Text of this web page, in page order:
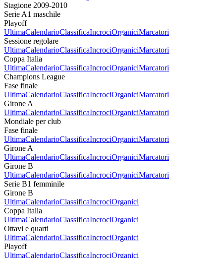
Stagione 2009-2010
Serie A1 maschile
Playoff
UltimaCalendarioClassificaIncrociOrganiciMarcatori
Sessione regolare
UltimaCalendarioClassificaIncrociOrganiciMarcatori
Coppa Italia
UltimaCalendarioClassificaIncrociOrganiciMarcatori
Champions League
Fase finale
UltimaCalendarioClassificaIncrociOrganiciMarcatori
Girone A
UltimaCalendarioClassificaIncrociOrganiciMarcatori
Mondiale per club
Fase finale
UltimaCalendarioClassificaIncrociOrganiciMarcatori
Girone A
UltimaCalendarioClassificaIncrociOrganiciMarcatori
Girone B
UltimaCalendarioClassificaIncrociOrganiciMarcatori
Serie B1 femminile
Girone B
UltimaCalendarioClassificaIncrociOrganici
Coppa Italia
UltimaCalendarioClassificaIncrociOrganici
Ottavi e quarti
UltimaCalendarioClassificaIncrociOrganici
Playoff
UltimaCalendarioClassificaIncrociOrganici